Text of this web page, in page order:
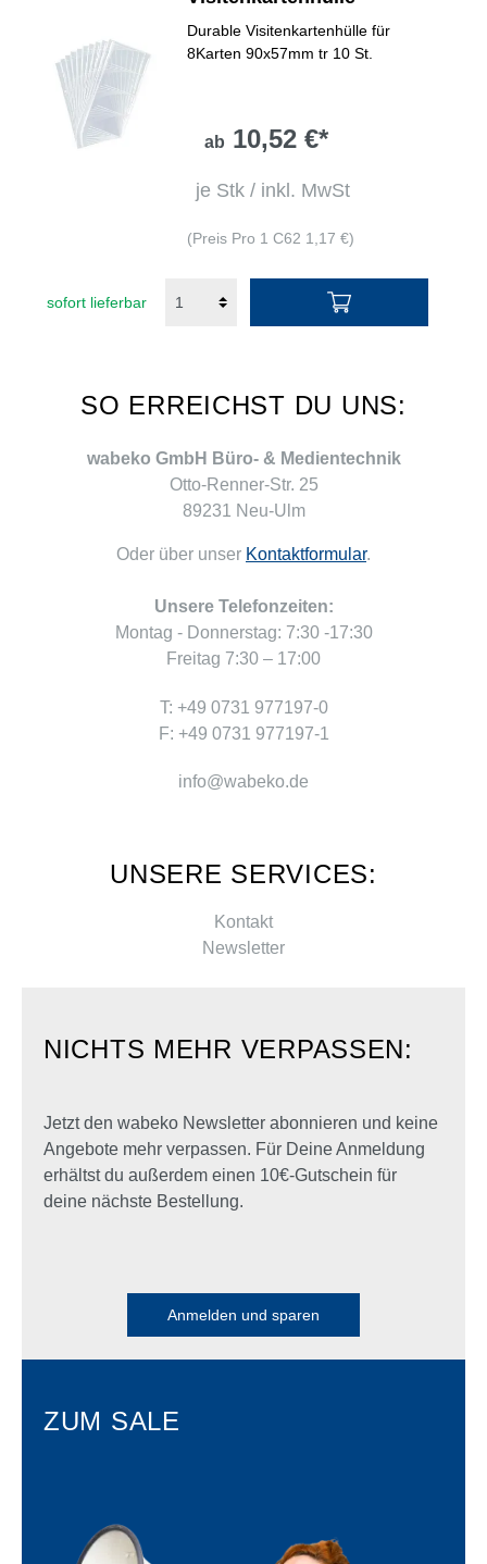
Durable Visitenkartenhülle für
8Karten 90x57mm tr 10 St.
ab 10,52 €*
je Stk / inkl. MwSt
(Preis Pro 1 C62 1,17 €)
sofort lieferbar
SO ERREICHST DU UNS:
wabeko GmbH Büro- & Medientechnik
Otto-Renner-Str. 25
89231 Neu-Ulm
Oder über unser Kontaktformular.
Unsere Telefonzeiten:
Montag - Donnerstag: 7:30 -17:30
Freitag 7:30 – 17:00
T: +49 0731 977197-0
F: +49 0731 977197-1
info@wabeko.de
UNSERE SERVICES:
Kontakt
Newsletter
NICHTS MEHR VERPASSEN:
Jetzt den wabeko Newsletter abonnieren und keine
Angebote mehr verpassen. Für Deine Anmeldung
erhältst du außerdem einen 10€-Gutschein für
deine nächste Bestellung.
Anmelden und sparen
ZUM SALE